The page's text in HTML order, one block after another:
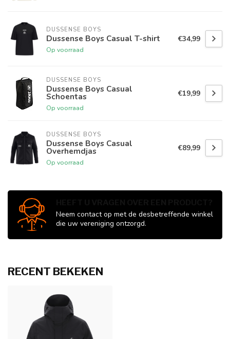
DUSSENSE BOYS
Dussense Boys Casual T-shirt
Op voorraad
€34,99
DUSSENSE BOYS
Dussense Boys Casual
Schoentas
Op voorraad
€19,99
DUSSENSE BOYS
Dussense Boys Casual
Overhemdjas
Op voorraad
€89,99
Neem contact op met de desbetreffende winkel
die uw vereniging ontzorgd.
RECENT BEKEKEN